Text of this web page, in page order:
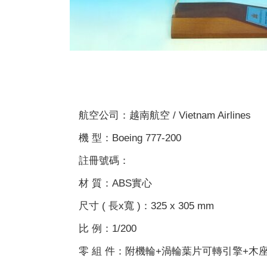
航空公司：越南航空 / Vietnam Airlines
機 型：Boeing 777-200
註冊號碼：
材 質：ABS實心
尺寸 ( 長x寬 )：325 x 305 mm
比 例：1/200
零 組 件：附機輪+渦輪葉片可轉引擎+木